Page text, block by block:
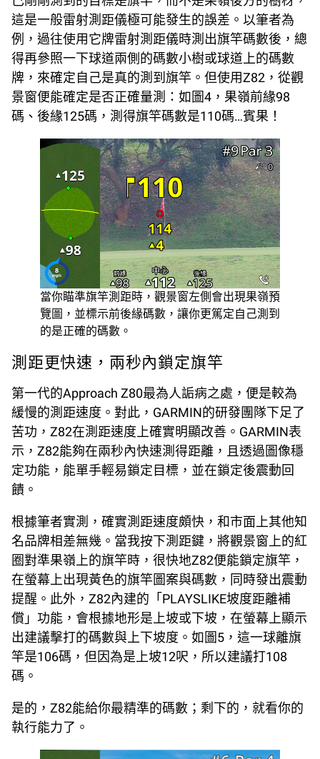
這是一般雷射測距儀極可能發生的誤差。以筆者為
例，過往使用它牌雷射測距儀時測出旗竿碼數後，總
得再參照一下球道兩側的碼數小樹或球道上的碼數
牌，來確定自己是真的測到旗竿。但使用Z82，從觀
景窗便能確定是否正確量測：如圖4，果嶺前緣98
碼、後緣125碼，測得旗竿碼數是110碼…賓果！
當你瞄準旗竿測距時，觀景窗左側會出現果嶺預
覽圖，並標示前後緣碼數，讓你更篤定自己測到
的是正確的碼數。
測距更快速，兩秒內鎖定旗竿
第一代的Approach Z80最為人詬病之處，便是較為
緩慢的測距速度。對此，GARMIN的研發團隊下足了
苦功，Z82在測距速度上確實明顯改善。GARMIN表
示，Z82能夠在兩秒內快速測得距離，且透過圖像穩
定功能，能單手輕易鎖定目標，並在鎖定後震動回
饋。
根據筆者實測，確實測距速度頗快，和市面上其他知
名品牌相差無幾。當我按下測距鍵，將觀景窗上的紅
圈對準果嶺上的旗竿時，很快地Z82便能鎖定旗竿，
在螢幕上出現黃色的旗竿圖案與碼數，同時發出震動
提醒。此外，Z82內建的「PLAYSLIKE坡度距離補
償」功能，會根據地形是上坡或下坡，在螢幕上顯示
出建議擊打的碼數與上下坡度。如圖5，這一球離旗
竿是106碼，但因為是上坡12呎，所以建議打108
碼。
是的，Z82能給你最精準的碼數；剩下的，就看你的
執行能力了。